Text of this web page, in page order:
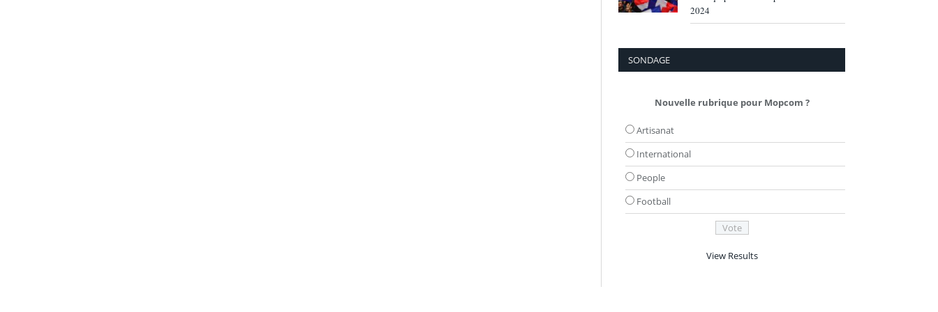
2024
SONDAGE
Nouvelle rubrique pour Mopcom ?
Artisanat
International
People
Football
View Results